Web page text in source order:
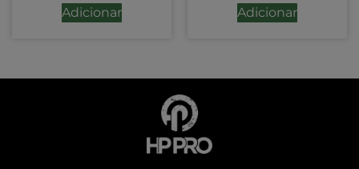
Adicionar Adicionar